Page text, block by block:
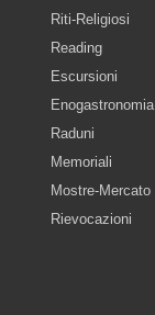
Riti-Religiosi
Reading
Escursioni
Enogastronomia
Raduni
Memoriali
Mostre-Mercato
Rievocazioni